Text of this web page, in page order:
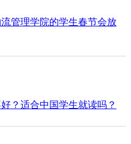
管理学院的学生春节会放
？适合中国学生就读吗？